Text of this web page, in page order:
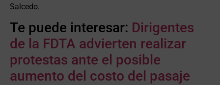
Salcedo.
Te puede interesar: Dirigentes
de la FDTA advierten realizar
protestas ante el posible
aumento del costo del pasaje